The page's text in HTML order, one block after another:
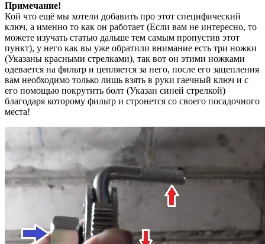
Примечание!
Кой что ещё мы хотели добавить про этот специфический
ключ, а именно то как он работает (Если вам не интересно, то
можете изучать статью дальше тем самым пропустив этот
пункт), у него как вы уже обратили внимание есть три ножки
(Указаны красными стрелками), так вот он этими ножками
одевается на фильтр и цепляется за него, после его зацепления
вам необходимо только лишь взять в руки гаечный ключ и с
его помощью покрутить болт (Указан синей стрелкой)
благодаря которому фильтр и стронется со своего посадочного
места!